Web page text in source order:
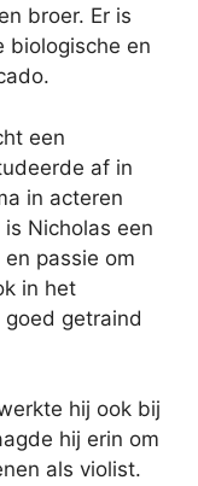
broer. Er is
biologische en
een
af in
in acteren
Nicholas een
passie om
in het
getraind
hij ook bij
hij erin om
als violist.